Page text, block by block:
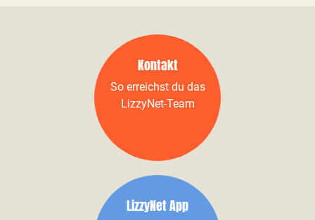
Kontakt
So erreichst du das
LizzyNet-Team
LizzyNet App